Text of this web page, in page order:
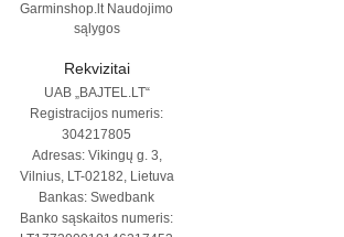
Garminshop.lt Naudojimo
sąlygos
Rekvizitai
UAB „BAJTEL.LT“
Registracijos numeris:
304217805
Adresas: Vikingų g. 3,
Vilnius, LT-02182, Lietuva
Bankas: Swedbank
Banko sąskaitos numeris: